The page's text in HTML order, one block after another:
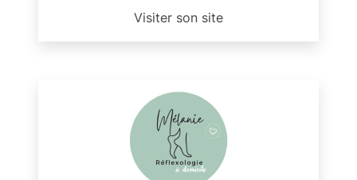
Visiter son site